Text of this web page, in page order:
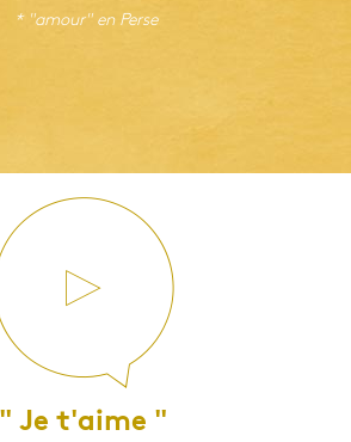
* "amour" en Perse
" Je t'aime "